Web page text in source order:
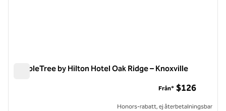
DoubleTree by Hilton Hotel Oak Ridge – Knoxville
Från* $126
Honors-rabatt, ej återbetalningsbar